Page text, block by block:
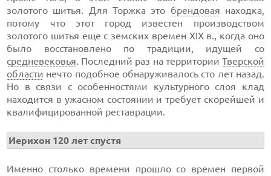
золотого шитья. Для Торжка это брендовая находка,
потому что этот город известен производством
золотого шитья еще с земских времен XIX в., когда оно
было восстановлено по традиции, идущей со
средневековья. Последний раз на территории Тверской
области нечто подобное обнаруживалось сто лет назад.
Но в связи с особенностями культурного слоя клад
находится в ужасном состоянии и требует скорейшей и
квалифицированной реставрации.
Иерихон 120 лет спустя
Именно столько времени прошло со времен первой